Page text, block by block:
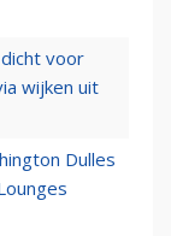
voor
wijken uit
Dulles